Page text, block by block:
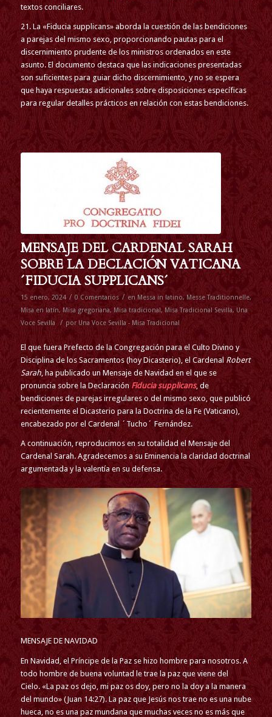
textos conciliares.
21. La «Fiducia supplicans» aborda la cuestión de las bendiciones
a parejas del mismo sexo, proporcionando pautas para el
discernimiento prudente de los ministros ordenados en este
asunto. El documento destaca que las indicaciones presentadas
son suficientes para guiar dicho discernimiento, y no se espera
que haya respuestas adicionales sobre disposiciones específicas
para regular detalles prácticos en relación con estas bendiciones.
MENSAJE DEL CARDENAL SARAH
SOBRE LA DECLACIÓN VATICANA
´FIDUCIA SUPPLICANS´
15 enero, 2024 / 0 Comentarios / en Messa in latino, Messe Traditionnelle,
Misa en latín, Misa gregoriana, Misa tradicional , Misa Tradicional Sevilla, Una
Voce Sevilla
/ por Una Voce Sevilla - Misa Tradicional
El que fuera Prefecto de la Congregación para el Culto Divino y
Disciplina de los Sacramentos (hoy Dicasterio), el Cardenal Robert
Sarah, ha publicado un Mensaje de Navidad en el que se
pronuncia sobre la Declaración Fiducia supplicans, de
bendiciones de parejas irregulares o del mismo sexo, que publicó
recientemente el Dicasterio para la Doctrina de la Fe (Vaticano),
encabezado por el Cardenal ´Tucho´ Fernández.
A continuación, reproducimos en su totalidad el Mensaje del
Cardenal Sarah. Agradecemos a su Eminencia la claridad doctrinal
argumentada y la valentía en su defensa.
MENSAJE DE NAVIDAD
En Navidad, el Príncipe de la Paz se hizo hombre para nosotros. A
todo hombre de buena voluntad le trae la paz que viene del
Cielo. «La paz os dejo, mi paz os doy, pero no la doy a la manera
del mundo» (Juan 14:27). La paz que Jesús nos trae no es una nube
hueca, no es una paz mundana que muchas veces no es más que